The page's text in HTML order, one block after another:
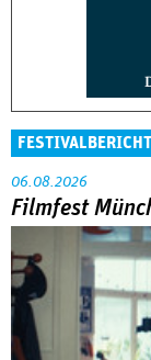
06.08.2026
Filmfest